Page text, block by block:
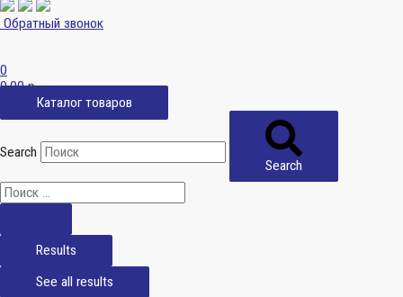
Обратный звонок
0
0,00р.
Каталог товаров
Search
Search
Results
See all results